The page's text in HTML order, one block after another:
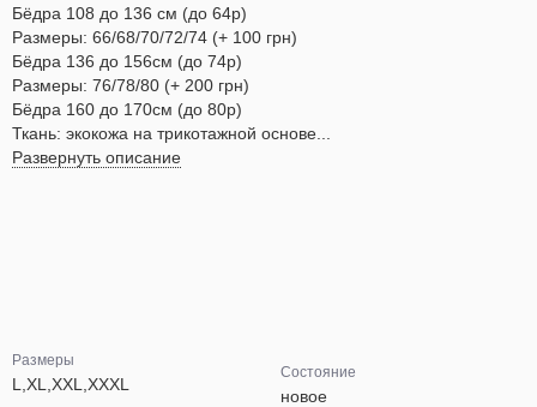
Бёдра 108 до 136 см (до 64р)
Размеры: 66/68/70/72/74 (+ 100 грн)
Бёдра 136 до 156см (до 74р)
Размеры: 76/78/80 (+ 200 грн)
Бёдра 160 до 170см (до 80р)
Ткань: экокожа на трикотажной основе...
Развернуть описание
Размеры
L,XL,XXL,XXXL
Состояние
новое